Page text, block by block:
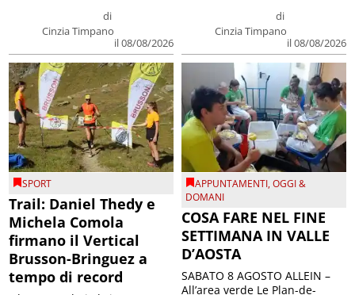
di
Cinzia Timpano
il 08/08/2026
di
Cinzia Timpano
il 08/08/2026
SPORT
Trail: Daniel Thedy e
Michela Comola
firmano il Vertical
Brusson-Bringuez a
tempo di record
APPUNTAMENTI,OGGI &
DOMANI
COSA FARE NEL FINE
SETTIMANA IN VALLE
D’AOSTA
SABATO 8 AGOSTO ALLEIN –
All’area verde Le Plan-de-